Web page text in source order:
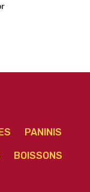
PANINIS
BOISSONS